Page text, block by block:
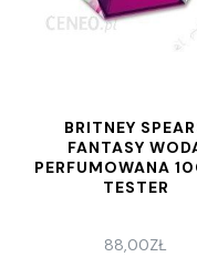
BRITNEY
FANTASY
PERFUMOWANA
TESTER
88,00ZŁ